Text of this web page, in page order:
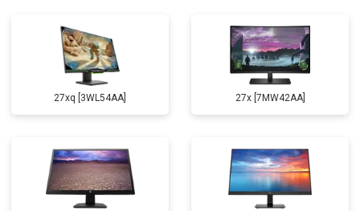
27xq [3WL54AA] 27x [7MW42AA]